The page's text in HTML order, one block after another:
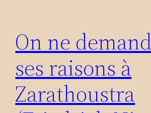
On ne
ses raisons à
Zarathoustra